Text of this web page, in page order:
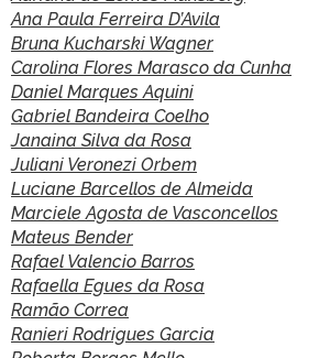
Ana Paula Ferreira D’Avila
Bruna Kucharski Wagner
Carolina Flores Marasco da Cunha
Daniel Marques Aquini
Gabriel Bandeira Coelho
Janaina Silva da Rosa
Juliani Veronezi Orbem
Luciane Barcellos de Almeida
Marciele Agosta de Vasconcellos
Mateus Bender
Rafael Valencio Barros
Rafaella Egues da Rosa
Ramão Correa
Ranieri Rodrigues Garcia